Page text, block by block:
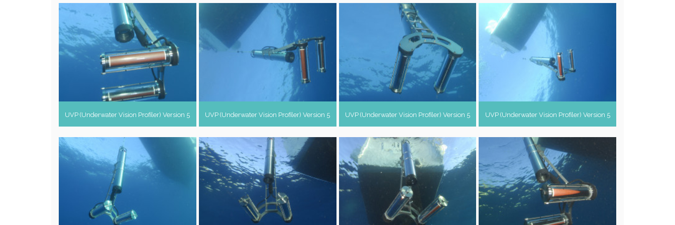
UVP (Underwater Vision Profiler) Version 5 UVP (Underwater Vision Profiler) Version 5 UVP (Underwater Vision Profiler) Version 5 UVP (Underwater Vision Profiler) Version 5